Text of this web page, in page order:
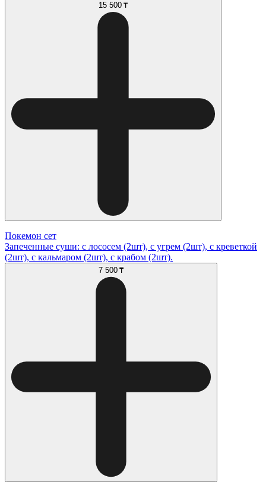
15 500 ₸
Покемон сет
Запеченные суши: с лососем (2шт), с угрем (2шт), с креветкой
(2шт), с кальмаром (2шт), с крабом (2шт).
7 500 ₸